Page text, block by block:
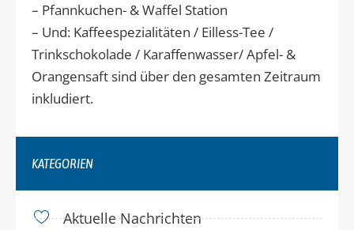
– Pfannkuchen- & Waffel Station
– Und: Kaffeespezialitäten / Eilless-Tee /
Trinkschokolade / Karaffenwasser/ Apfel- &
Orangensaft sind über den gesamten Zeitraum
inkludiert.
KATEGORIEN
Aktuelle Nachrichten